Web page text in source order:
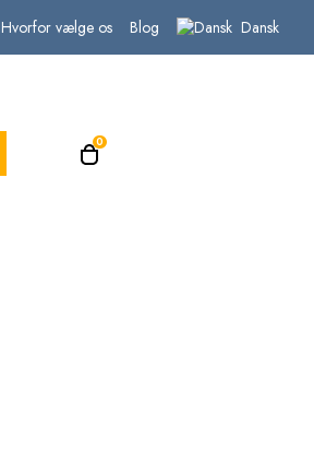
Hvorfor vælge os Blog Dansk
0